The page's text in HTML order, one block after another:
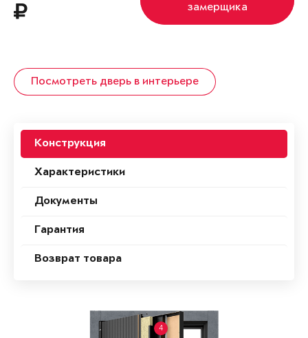
замерщика
Посмотреть дверь в интерьере
Конструкция
Характеристики
Документы
Гарантия
Возврат товара
4